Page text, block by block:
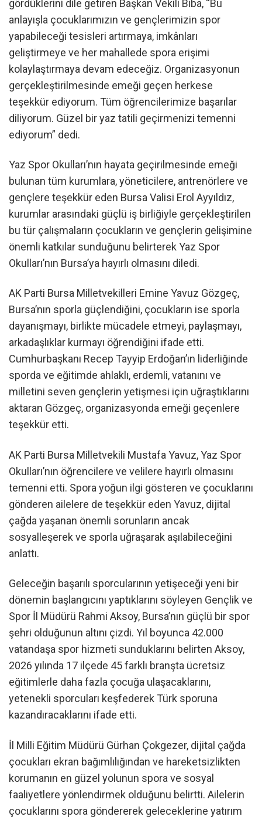
gördüklerini dile getiren Başkan Vekili Biba, “Bu
anlayışla çocuklarımızın ve gençlerimizin spor
yapabileceği tesisleri artırmaya, imkânları
geliştirmeye ve her mahallede spora erişimi
kolaylaştırmaya devam edeceğiz. Organizasyonun
gerçekleştirilmesinde emeği geçen herkese
teşekkür ediyorum. Tüm öğrencilerimize başarılar
diliyorum. Güzel bir yaz tatili geçirmenizi temenni
ediyorum” dedi.
Yaz Spor Okulları’nın hayata geçirilmesinde emeği
bulunan tüm kurumlara, yöneticilere, antrenörlere ve
gençlere teşekkür eden Bursa Valisi Erol Ayyıldız,
kurumlar arasındaki güçlü iş birliğiyle gerçekleştirilen
bu tür çalışmaların çocukların ve gençlerin gelişimine
önemli katkılar sunduğunu belirterek Yaz Spor
Okulları’nın Bursa’ya hayırlı olmasını diledi.
AK Parti Bursa Milletvekilleri Emine Yavuz Gözgeç,
Bursa’nın sporla güçlendiğini, çocukların ise sporla
dayanışmayı, birlikte mücadele etmeyi, paylaşmayı,
arkadaşlıklar kurmayı öğrendiğini ifade etti.
Cumhurbaşkanı Recep Tayyip Erdoğan’ın liderliğinde
sporda ve eğitimde ahlaklı, erdemli, vatanını ve
milletini seven gençlerin yetişmesi için uğraştıklarını
aktaran Gözgeç, organizasyonda emeği geçenlere
teşekkür etti.
AK Parti Bursa Milletvekili Mustafa Yavuz, Yaz Spor
Okulları’nın öğrencilere ve velilere hayırlı olmasını
temenni etti. Spora yoğun ilgi gösteren ve çocuklarını
gönderen ailelere de teşekkür eden Yavuz, dijital
çağda yaşanan önemli sorunların ancak
sosyalleşerek ve sporla uğraşarak aşılabileceğini
anlattı.
Geleceğin başarılı sporcularının yetişeceği yeni bir
dönemin başlangıcını yaptıklarını söyleyen Gençlik ve
Spor İl Müdürü Rahmi Aksoy, Bursa’nın güçlü bir spor
şehri olduğunun altını çizdi. Yıl boyunca 42.000
vatandaşa spor hizmeti sunduklarını belirten Aksoy,
2026 yılında 17 ilçede 45 farklı branşta ücretsiz
eğitimlerle daha fazla çocuğa ulaşacaklarını,
yetenekli sporcuları keşfederek Türk sporuna
kazandıracaklarını ifade etti.
İl Milli Eğitim Müdürü Gürhan Çokgezer, dijital çağda
çocukları ekran bağımlılığından ve hareketsizlikten
korumanın en güzel yolunun spora ve sosyal
faaliyetlere yönlendirmek olduğunu belirtti. Ailelerin
çocuklarını spora göndererek geleceklerine yatırım